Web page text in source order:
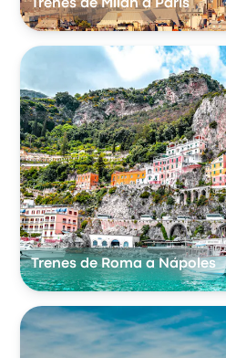
Trenes de Milán a París
Trenes de Roma a Nápoles